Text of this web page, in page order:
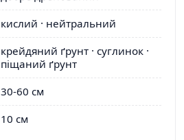
кислий · нейтральний
крейдяний ґрунт · суглинок ·
піщаний ґрунт
30-60 см
10 см